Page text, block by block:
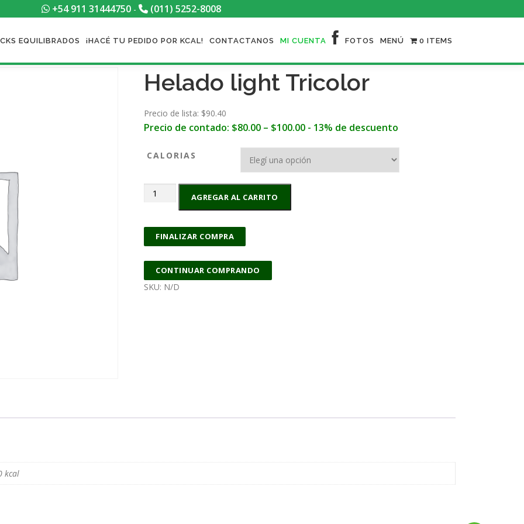
+54 911 31444750- (011) 5252-8008
EQUILIBRADOS ¡HACÉ TU PEDIDO POR KCAL! CONTACTANOS MI CUENTA FOTOS MENÚ 0 ITEMS
Helado light Tricolor
Precio de lista: $90.40
Precio de contado: $80.00 – $100.00 - 13% de descuento
CALORIAS
Helado
cantidad
AGREGAR AL CARRITO
FINALIZAR COMPRA
CONTINUAR COMPRANDO
SKU: N/D
kcal